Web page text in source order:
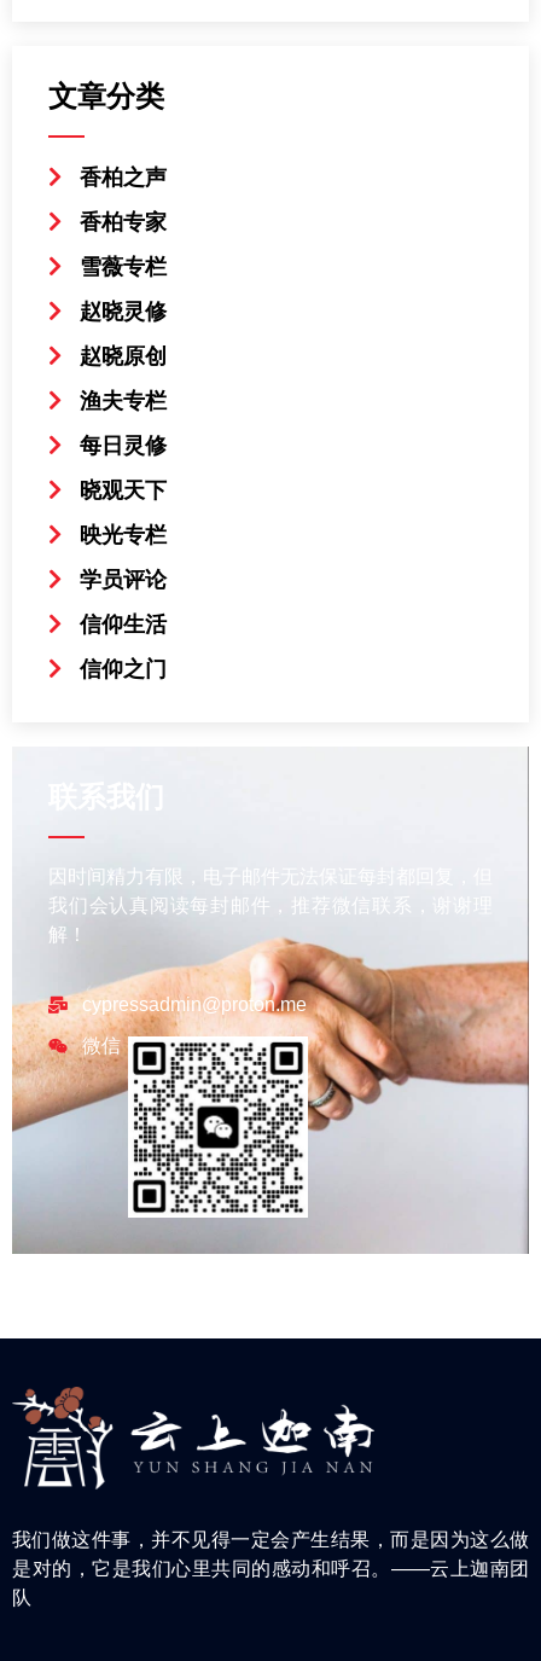
文章分类
香柏之声
香柏专家
雪薇专栏
赵晓灵修
赵晓原创
渔夫专栏
每日灵修
晓观天下
映光专栏
学员评论
信仰生活
信仰之门
因时间精力有限，电子邮件无法保证每封都回复，但
我们会认真阅读每封邮件，推荐微信联系，谢谢理
解！
cypressadmin@proton.me
微信
我们做这件事，并不见得一定会产生结果，而是因为这么做
是对的，它是我们心里共同的感动和呼召。——云上迦南团
队